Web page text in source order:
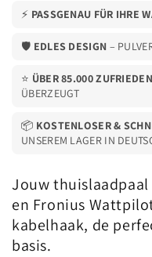
|
|
|
|
⚡ PASSGENAU FÜR IHRE
🛡️ EDLES DESIGN –
⭐ ÜBER 85.000
ÜBERZEUGT
📦 KOSTENLOSER &
UNSEREM LAGER IN
Jouw thuislaadpaal
en Fronius
kabelhaak, de
basis.